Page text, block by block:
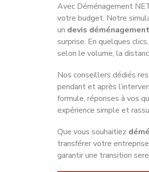
Avec Déménagement
votre budget. Notre
un devis
surprise. En quelques
selon le volume, la
Nos conseillers dédiés
pendant et après
formule, réponses à vos
expérience simple et
Que vous souhaitiez
transférer votre
garantir une transition